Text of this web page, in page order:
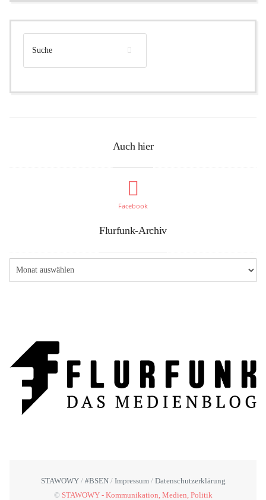
Auch hier
Facebook
Flurfunk-Archiv
STAWOWY #BSEN Impressum
Datenschutzerklärung
© STAWOWY - Kommunikation, Medien, Politik